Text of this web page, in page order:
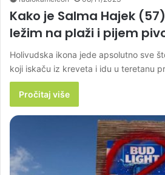
Kako je Salma Hajek
ležim na plaži i pijem
Holivudska ikona jede apsolutno sve
koji iskaču iz kreveta i idu u teretanu
Pročitaj više